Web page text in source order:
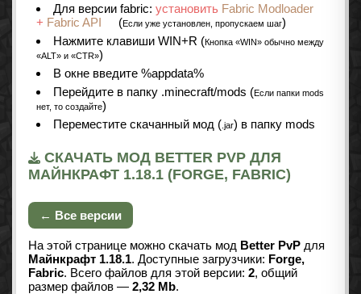
Для версии fabric: установить Fabric Modloader
+ Fabric API (Если уже установлен, пропускаем шаг)
Нажмите клавиши WIN+R (Кнопка «WIN» обычно между
«ALT» и «CTR»)
В окне введите %appdata%
Перейдите в папку .minecraft/mods (Если папки mods
нет, то создайте)
Переместите скачанный мод ( .jar) в папку mods
СКАЧАТЬ МОД BETTER PVP ДЛЯ
МАЙНКРАФТ 1.18.1 (FORGE, FABRIC)
← Все версии
На этой странице можно скачать мод Better PvP для
Майнкрафт 1.18.1. Доступные загрузчики: Forge,
Fabric. Всего файлов для этой версии: 2, общий
размер файлов — 2,32 Mb.